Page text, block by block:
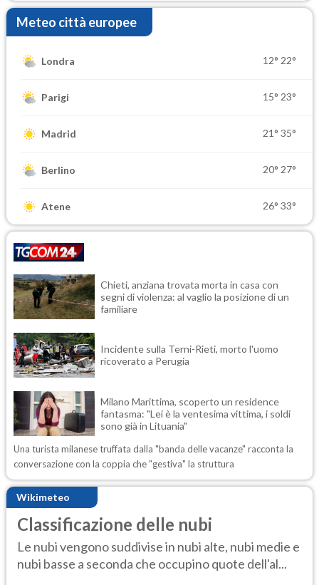
Meteo città europee
Londra 12° 22°
Parigi 15° 23°
Madrid 21° 35°
Berlino 20° 27°
Atene 26° 33°
Chieti, anziana trovata morta in casa con
segni di violenza: al vaglio la posizione di un
familiare
Incidente sulla Terni-Rieti, morto l'uomo
ricoverato a Perugia
Milano Marittima, scoperto un residence
fantasma: "Lei è la ventesima vittima, i soldi
sono già in Lituania"
Una turista milanese truffata dalla "banda delle vacanze" racconta la
conversazione con la coppia che "gestiva" la struttura
Wikimeteo
Classificazione delle nubi
Le nubi vengono suddivise in nubi alte, nubi medie e
nubi basse a seconda che occupino quote dell'al...